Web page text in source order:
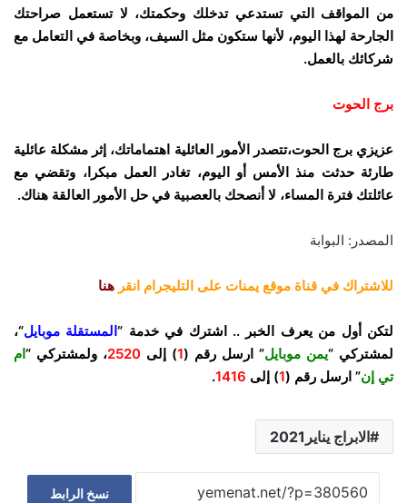
من المواقف التي تستدعي تدخلك وحكمتك، لا تستعمل صراحتك
الجارحة لهذا اليوم، لأنها ستكون مثل السيف، وبخاصة في التعامل مع
شركائك بالعمل.
برج الحوت
عزيزي برج الحوت،تتصدر الأمور العائلية اهتماماتك، إثر مشكلة عائلية
طارئة حدثت منذ الأمس أو اليوم، تغادر العمل مبكرا، وتقضي مع
عائلتك فترة المساء، لا أنصحك بالعصبية في حل الأمور العالقة هناك.
المصدر: البوابة
للاشتراك في قناة موقع يمنات على التليجرام انقر هنا
لتكن أول من يعرف الخبر .. اشترك في خدمة “المستقلة موبايل“،
لمشتركي “يمن موبايل” ارسل رقم (1) إلى 2520، ولمشتركي “ام
تي إن” ارسل رقم (1) إلى 1416
.
الابراج يناير2021
نسخ الرابط